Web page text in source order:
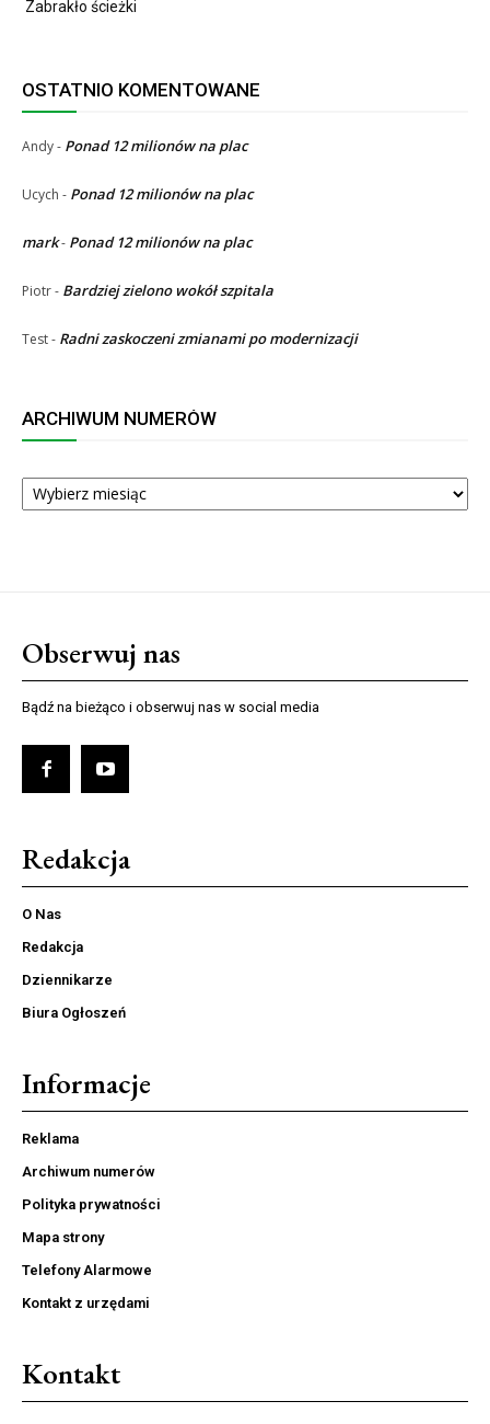
Zabrakło ścieżki
OSTATNIO KOMENTOWANE
Andy- Ponad 12 milionów na plac
Ucych - Ponad 12 milionów na plac
mark- Ponad 12 milionów na plac
Piotr- Bardziej zielono wokół szpitala
Test- Radni zaskoczeni zmianami po modernizacji
ARCHIWUM NUMERÓW
ARCHIWUM
NUMERÓW
Obserwuj nas
Bądź na bieżąco i obserwuj nas w social media
Redakcja
O Nas
Redakcja
Dziennikarze
Biura Ogłoszeń
Informacje
Reklama
Archiwum numerów
Polityka prywatności
Mapa strony
Telefony Alarmowe
Kontakt z urzędami
Kontakt